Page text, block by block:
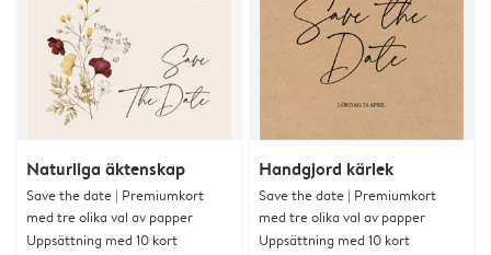
Naturliga äktenskap
Save the date | Premiumkort
med tre olika val av papper
Uppsättning med 10 kort
Handgjord kärlek
Save the date | Premiumkort
med tre olika val av papper
Uppsättning med 10 kort